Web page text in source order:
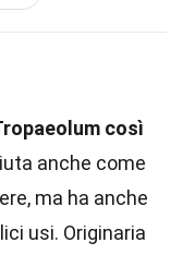
così
anche come
ma ha anche
usi. Originaria